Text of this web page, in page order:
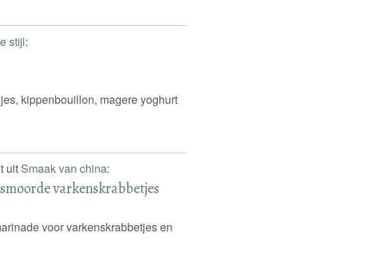
stijl:
kippenbouillon, magere yoghurt
uit Smaak van china:
varkenskrabbetjes
voor varkenskrabbetjes en